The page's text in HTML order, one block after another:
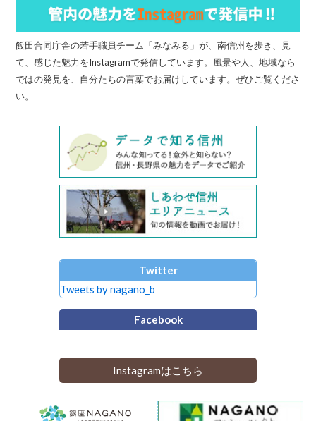
飯田合同庁舎の若手職員チーム「みなみる」が、南信州を歩き、見
て、感じた魅力をInstagramで発信しています。風景や人、地域なら
ではの発見を、自分たちの言葉でお届けしています。ぜひご覧くださ
い。
Twitter
Tweets by nagano_b
Facebook
Instagramはこちら